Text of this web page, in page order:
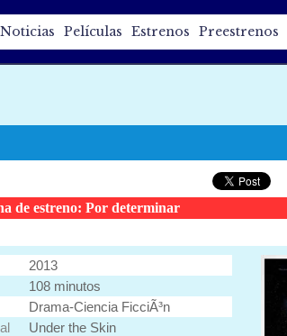
Noticias Películas Estrenos Preestrenos
de estreno: Por determinar
2013
108 minutos
Drama-Ciencia FicciÃ³n
Under the Skin